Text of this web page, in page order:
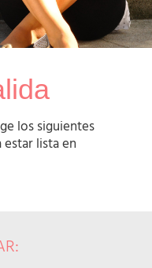
los siguientes
lista en